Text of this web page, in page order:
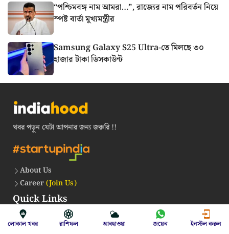
“পশ্চিমবঙ্গ নাম আমরা…”, রাজ্যের নাম পরিবর্তন নিয়ে
স্পষ্ট বার্তা মুখ্যমন্ত্রীর
Samsung Galaxy S25 Ultra-তে মিলছে ৩০
হাজার টাকা ডিসকাউন্ট
খবর পড়ুন যেটা আপনার জন্য জরুরি !!
About Us
Career(Join Us)
Quick Links
Contact Us
লোকাল খবর রাশিফল আবহাওয়া জয়েন ইনস্টল করুন